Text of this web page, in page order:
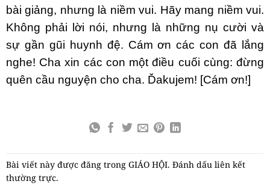
bài giảng, nhưng là niềm vui. Hãy mang niềm vui.
Không phải lời nói, nhưng là những nụ cười và
sự gần gũi huynh đệ. Cám ơn các con đã lắng
nghe! Cha xin các con một điều cuối cùng: đừng
quên cầu nguyện cho cha. Ďakujem! [Cám ơn!]
Bài viết này được đăng trong GIÁO HỘI. Đánh dấu liên kết
thường trực.